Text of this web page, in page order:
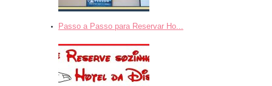
Passo a Passo para Reservar Ho...